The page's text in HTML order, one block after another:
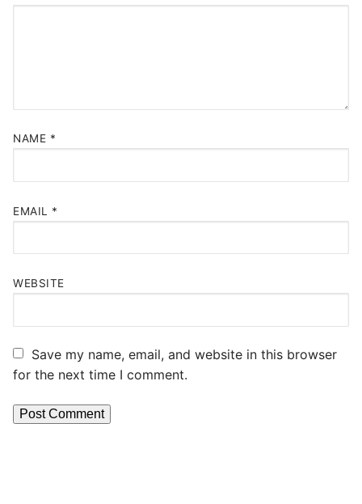
NAME *
EMAIL *
WEBSITE
Save my name, email, and website in this browser
for the next time I comment.